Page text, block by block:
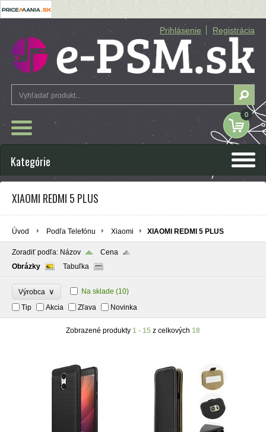
Prihlásenie Registrácia
0
Kategórie
XIAOMI REDMI 5 PLUS
Úvod Podľa Telefónu Xiaomi XIAOMI REDMI 5 PLUS
Zoradiť podľa: Názov
Cena
Obrázky
Tabuľka
Výrobca ∨ Na sklade (10)
Tip
Akcia Zľava Novinka
Zobrazené produkty 1 - 15 z celkových 18